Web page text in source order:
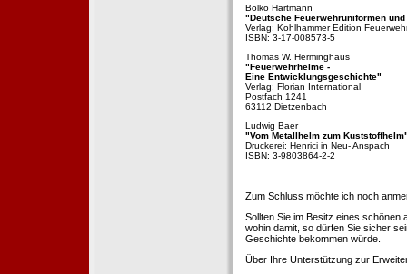
Bolko Hartmann
"Deutsche Feuerwehruniformen
Verlag: Kohlhammer Edition
ISBN: 3-17-008573-5
Thomas W. Herminghaus
"Feuerwehrhelme -
Eine Entwicklungsgeschichte"
Verlag: Florian International
Postfach 1241
63112 Dietzenbach
Ludwig Baer
"Vom Metallhelm zum
Druckerei: Henrici in Neu- Anspach
ISBN: 3-9803864-2-2
Zum Schluss möchte ich noch
Sollten Sie im Besitz eines schönen
wohin damit, so dürfen Sie sicher
Geschichte bekommen würde.
Über Ihre Unterstützung zur